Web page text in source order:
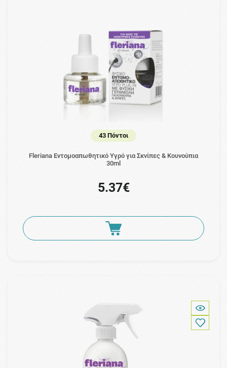
43 Πόντοι
Fleriana Εντομοαπωθητικό Υγρό για Σκνίπες & Κουνούπια
30ml
5.37€